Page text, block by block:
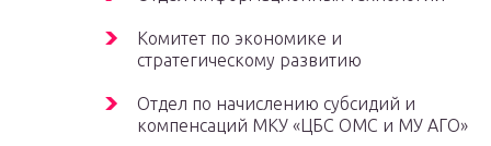
Комитет по экономике и
стратегическому развитию
Отдел по начислению субсидий и
компенсаций МКУ «ЦБС ОМС и МУ АГО»